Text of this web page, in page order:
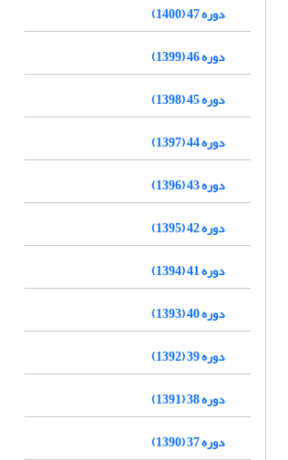
دوره 47 (1400)
دوره 46 (1399)
دوره 45 (1398)
دوره 44 (1397)
دوره 43 (1396)
دوره 42 (1395)
دوره 41 (1394)
دوره 40 (1393)
دوره 39 (1392)
دوره 38 (1391)
دوره 37 (1390)